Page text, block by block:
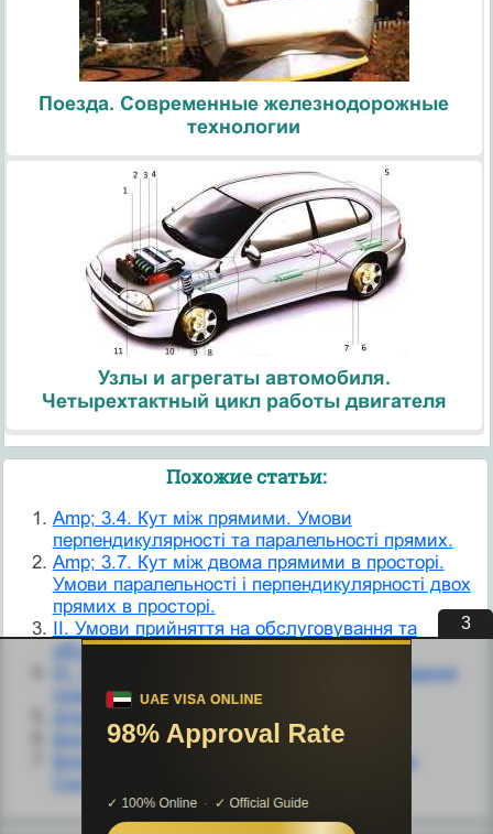
Поезда. Современные железнодорожные
технологии
Узлы и агрегаты автомобиля.
Четырехтактный цикл работы двигателя
Похожие статьи:
Amp; 3.4. Кут між прямими. Умови
перпендикулярності та паралельності прямих.
Amp; 3.7. Кут між двома прямими в просторі.
Умови паралельності і перпендикулярності двох
прямих в просторі.
II. Умови прийняття на обслуговування та
обслуговування громадян
III. Умови прийняття і порядок обслуговування
громадян
Агротехнічні умови
Біогеохімічні методи пошуків
Біологічні чинники. Фізико-хімічні чинники
Соціально-економічні чинники
2